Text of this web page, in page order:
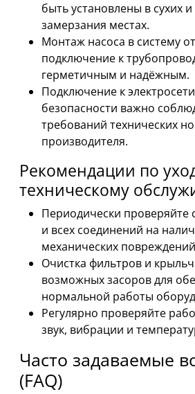
быть установлены в сухих
замерзания местах.
Монтаж насоса в систему
подключение к
герметичным и надёжным.
Подключение к
безопасности важно
требований технических
производителя.
Рекомендации по
техническому
Периодически проверяйте
и всех соединений на
механических
Очистка фильтров и
возможных засоров для
нормальной работы
Регулярно проверяйте
звук, вибрации и
Часто задаваемые
(FAQ)